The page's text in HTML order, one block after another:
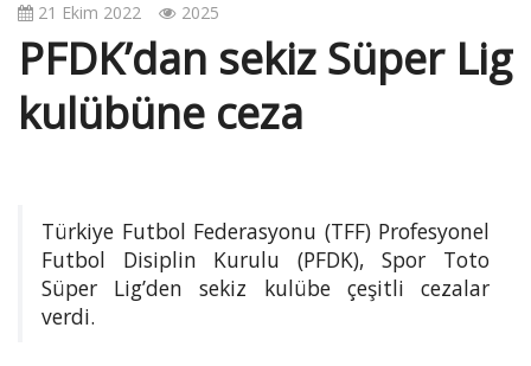
n
21 Ekim 2022 2025
PFDK’dan sekiz Süper Lig
kulübüne ceza
Türkiye Futbol Federasyonu (TFF) Profesyonel
Futbol Disiplin Kurulu (PFDK), Spor Toto
Süper Lig’den sekiz kulübe çeşitli cezalar
verdi.